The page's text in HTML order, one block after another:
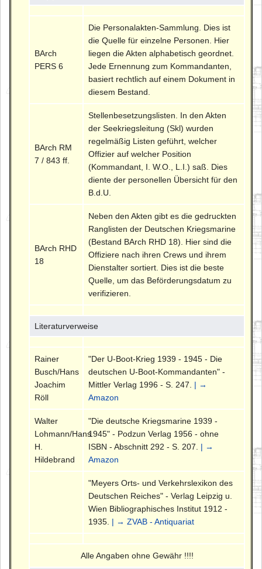
BArch
PERS 6
Die Personalakten-Sammlung. Dies ist
die Quelle für einzelne Personen. Hier
liegen die Akten alphabetisch geordnet.
Jede Ernennung zum Kommandanten,
basiert rechtlich auf einem Dokument in
diesem Bestand.
BArch RM
7 / 843 ff.
Stellenbesetzungslisten. In den Akten
der Seekriegsleitung (Skl) wurden
regelmäßig Listen geführt, welcher
Offizier auf welcher Position
(Kommandant, I. W.O., L.I.) saß. Dies
diente der personellen Übersicht für den
B.d.U.
BArch RHD
18
Neben den Akten gibt es die gedruckten
Ranglisten der Deutschen Kriegsmarine
(Bestand BArch RHD 18). Hier sind die
Offiziere nach ihren Crews und ihrem
Dienstalter sortiert. Dies ist die beste
Quelle, um das Beförderungsdatum zu
verifizieren.
Literaturverweise
Rainer
Busch/Hans
Joachim
Röll
"Der U-Boot-Krieg 1939 - 1945 - Die
deutschen U-Boot-Kommandanten" -
Mittler Verlag 1996 - S. 247. | →
Amazon
Walter
Lohmann/Hans
H.
Hildebrand
"Die deutsche Kriegsmarine 1939 -
1945" - Podzun Verlag 1956 - ohne
ISBN - Abschnitt 292 - S. 207. | →
Amazon
"Meyers Orts- und Verkehrslexikon des
Deutschen Reiches" - Verlag Leipzig u.
Wien Bibliographisches Institut 1912 -
1935. | → ZVAB - Antiquariat
Alle Angaben ohne Gewähr !!!!